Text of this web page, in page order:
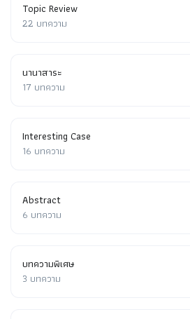
Topic Review
22 บทความ
นานาสาระ
17 บทความ
Interesting Case
16 บทความ
Abstract
6 บทความ
บทความพิเศษ
3 บทความ